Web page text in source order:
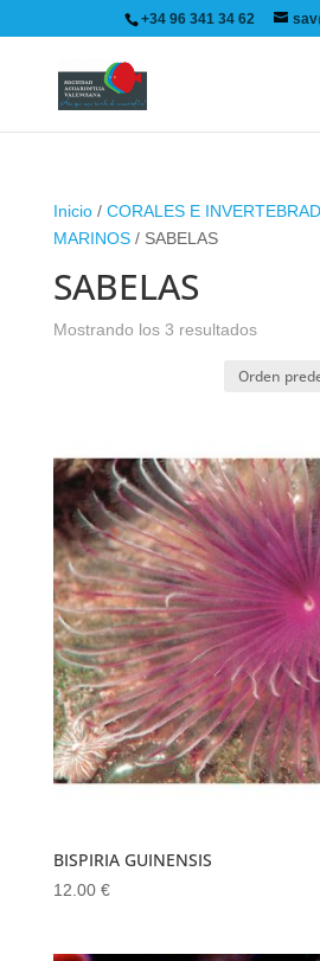
+34 96 341 34 62
Inicio/ CORALES E
MARINOS/ SABELAS
SABELAS
Mostrando los 3 resultados
BISPIRIA GUINENSIS
12.00 €